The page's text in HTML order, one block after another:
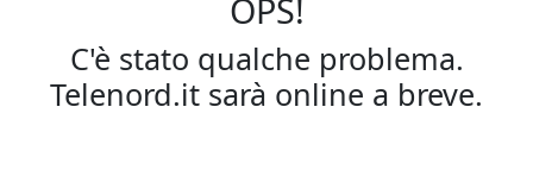
OPS!
C'è stato qualche problema.
Telenord.it sarà online a breve.